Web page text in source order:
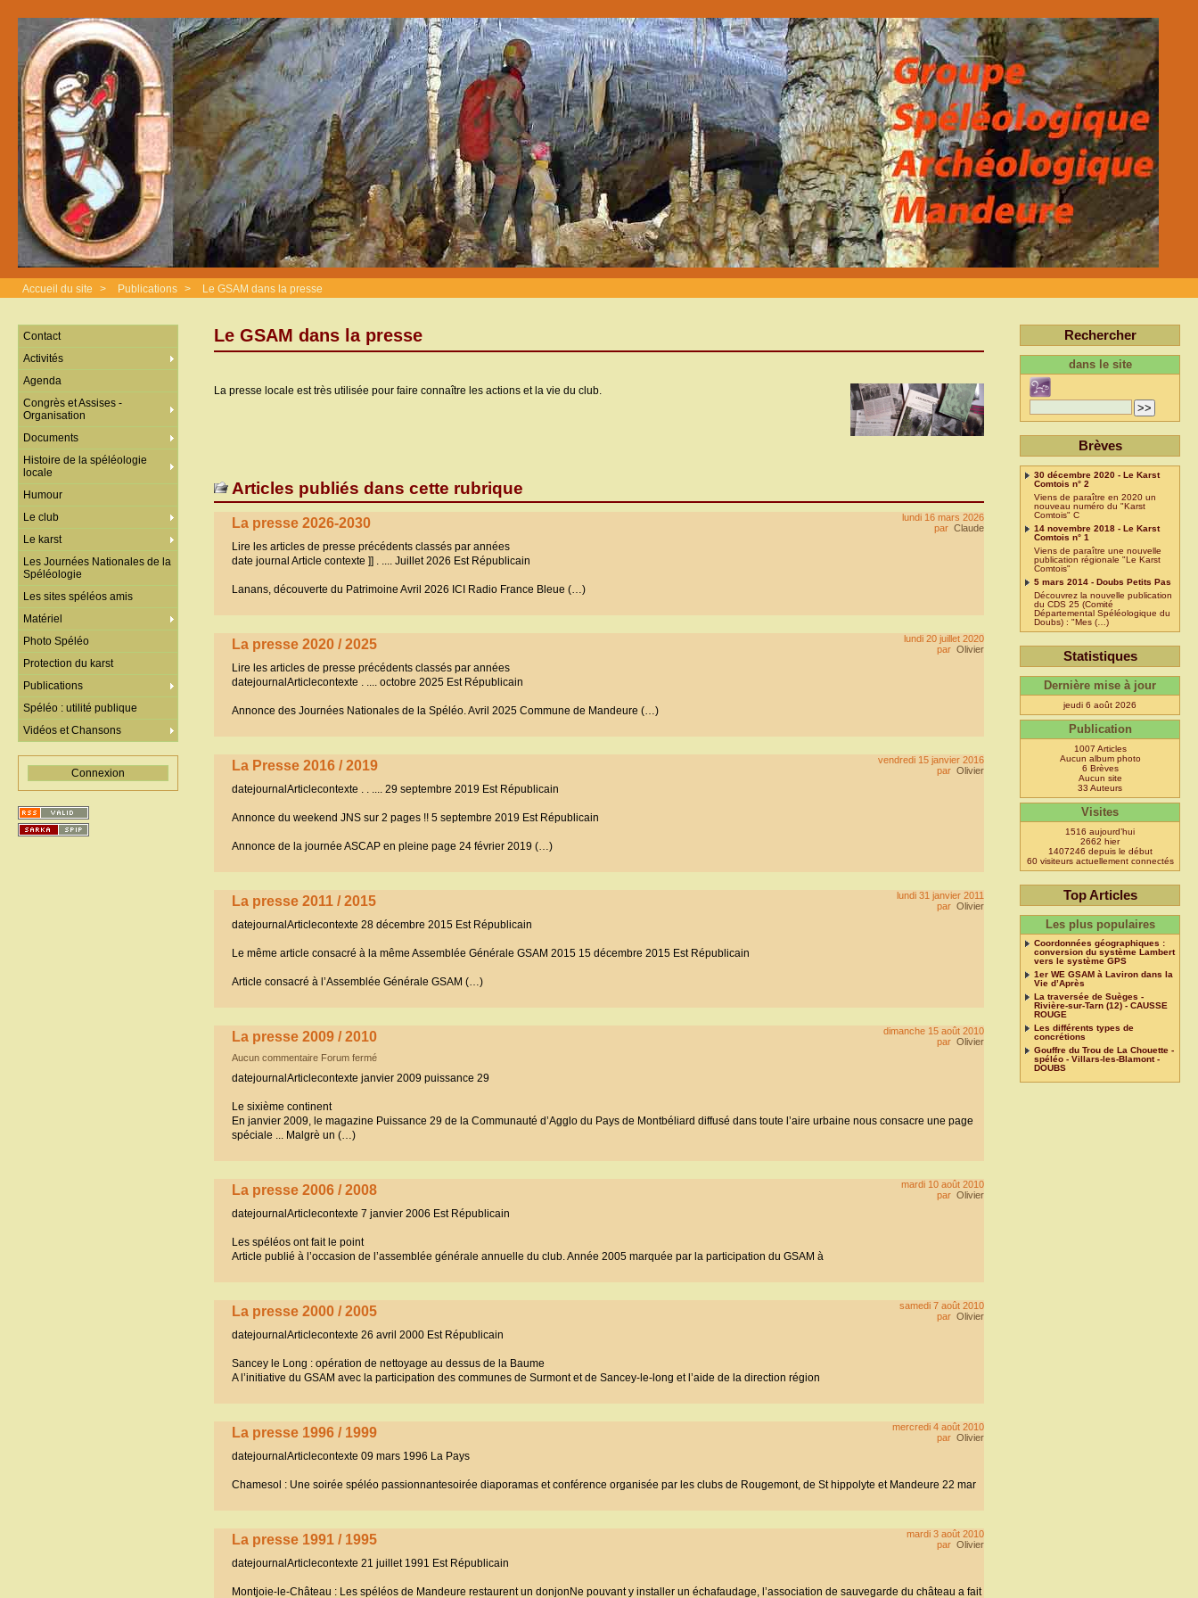
Accueil du site > Publications > Le GSAM dans la presse
Le GSAM dans la presse
La presse locale est très utilisée pour faire connaître les actions et la vie du club.
Articles publiés dans cette rubrique
lundi 16 mars 2026
par Claude
La presse 2026-2030
Lire les articles de presse précédents classés par années
date journal Article contexte ]] . .... Juillet 2026 Est Républicain
Lanans, découverte du Patrimoine Avril 2026 ICI Radio France Bleue (…)
lundi 20 juillet 2020
par Olivier
La presse 2020 / 2025
Lire les articles de presse précédents classés par années
datejournalArticlecontexte . .... octobre 2025 Est Républicain
Annonce des Journées Nationales de la Spéléo. Avril 2025 Commune de Mandeure (…)
vendredi 15 janvier 2016
par Olivier
La Presse 2016 / 2019
datejournalArticlecontexte . . .... 29 septembre 2019 Est Républicain
Annonce du weekend JNS sur 2 pages !! 5 septembre 2019 Est Républicain
Annonce de la journée ASCAP en pleine page 24 février 2019 (…)
lundi 31 janvier 2011
par Olivier
La presse 2011 / 2015
datejournalArticlecontexte 28 décembre 2015 Est Républicain
Le même article consacré à la même Assemblée Générale GSAM 2015 15 décembre 2015 Est Républicain
Article consacré à l’Assemblée Générale GSAM (…)
dimanche 15 août 2010
par Olivier
La presse 2009 / 2010
Aucun commentaire Forum fermé
datejournalArticlecontexte janvier 2009 puissance 29
Le sixième continent
En janvier 2009, le magazine Puissance 29 de la Communauté d’Agglo du Pays de Montbéliard diffusé dans toute l’aire urbaine nous consacre une page
spéciale ... Malgrè un (…)
mardi 10 août 2010
par Olivier
La presse 2006 / 2008
datejournalArticlecontexte 7 janvier 2006 Est Républicain
Les spéléos ont fait le point
Article publié à l’occasion de l’assemblée générale annuelle du club. Année 2005 marquée par la participation du GSAM à
samedi 7 août 2010
par Olivier
La presse 2000 / 2005
datejournalArticlecontexte 26 avril 2000 Est Républicain
Sancey le Long : opération de nettoyage au dessus de la Baume
A l’initiative du GSAM avec la participation des communes de Surmont et de Sancey-le-long et l’aide de la direction région
mercredi 4 août 2010
par Olivier
La presse 1996 / 1999
datejournalArticlecontexte 09 mars 1996 La Pays
Chamesol : Une soirée spéléo passionnantesoirée diaporamas et conférence organisée par les clubs de Rougemont, de St hippolyte et Mandeure 22 mar
mardi 3 août 2010
par Olivier
La presse 1991 / 1995
datejournalArticlecontexte 21 juillet 1991 Est Républicain
Montjoie-le-Château : Les spéléos de Mandeure restaurent un donjonNe pouvant y installer un échafaudage, l’association de sauvegarde du château a fait
Contact
Activités
Agenda
Congrès et Assises -
Organisation
Documents
Histoire de la spéléologie
locale
Humour
Le club
Le karst
Les Journées Nationales de la
Spéléologie
Les sites spéléos amis
Matériel
Photo Spéléo
Protection du karst
Publications
Spéléo : utilité publique
Vidéos et Chansons
Connexion
Rechercher
dans le site
Brèves
30 décembre 2020 - Le Karst
Comtois n° 2
Viens de paraître en 2020 un
nouveau numéro du "Karst
Comtois" C
14 novembre 2018 - Le Karst
Comtois n° 1
Viens de paraître une nouvelle
publication régionale "Le Karst
Comtois"
5 mars 2014 - Doubs Petits Pas
Découvrez la nouvelle publication
du CDS 25 (Comité
Départemental Spéléologique du
Doubs) : "Mes (…)
Statistiques
Dernière mise à jour
jeudi 6 août 2026
Publication
1007 Articles
Aucun album photo
6 Brèves
Aucun site
33 Auteurs
Visites
1516 aujourd’hui
2662 hier
1407246 depuis le début
60 visiteurs actuellement connectés
Top Articles
Les plus populaires
Coordonnées géographiques :
conversion du système Lambert
vers le système GPS
1er WE GSAM à Laviron dans la
Vie d’Après
La traversée de Suèges -
Rivière-sur-Tarn (12) - CAUSSE
ROUGE
Les différents types de
concrétions
Gouffre du Trou de La Chouette -
spéléo - Villars-les-Blamont -
DOUBS